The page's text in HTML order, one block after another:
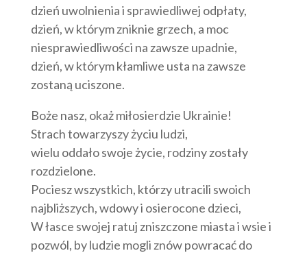
dzień uwolnienia i sprawiedliwej odpłaty,
dzień, w którym zniknie grzech, a moc
niesprawiedliwości na zawsze upadnie,
dzień, w którym kłamliwe usta na zawsze
zostaną uciszone.
Boże nasz, okaż miłosierdzie Ukrainie!
Strach towarzyszy życiu ludzi,
wielu oddało swoje życie, rodziny zostały
rozdzielone.
Pociesz wszystkich, którzy utracili swoich
najbliższych, wdowy i osierocone dzieci,
W łasce swojej ratuj zniszczone miasta i wsie i
pozwól, by ludzie mogli znów powracać do